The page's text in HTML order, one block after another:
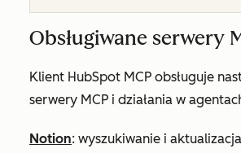
Obsługiwane serwery
Klient HubSpot MCP obsługuje
serwery MCP i działania w
Notion: wyszukiwanie i